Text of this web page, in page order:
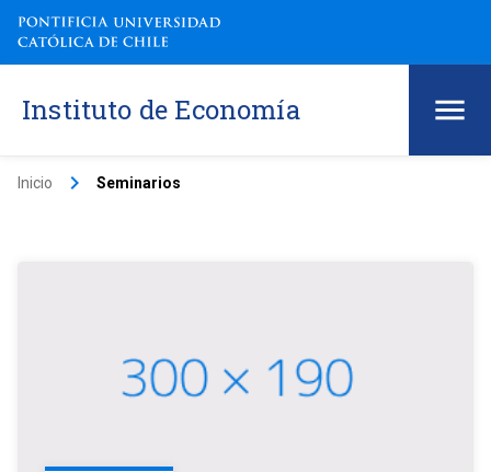
Instituto de Economía
Inicio keyboard_arrow_right Seminarios